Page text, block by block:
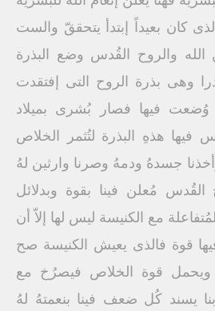
كان بعيداً إبتدأ يتحققّ والست
الله والروح القُدس وضع البذرة
وهى بذرة الروح التى إفتقدت
وُضعت فيها فصار بُشرى بميلاد
هذهِ البذرة لتُثمر الخلاص
جسدهُ ودمهُ وصرنا وارثين لهُ
القُدس مُعلن فينا بقوة وبدلائل
مع الكنيسة ليس لها إلاّ أن
قوة فالذى يعيش الكنيسة صح
ويحمل قوة الخلاص فيصرُخ مع
يسند كُل ضعف فينا بنعمتهُ لهُ